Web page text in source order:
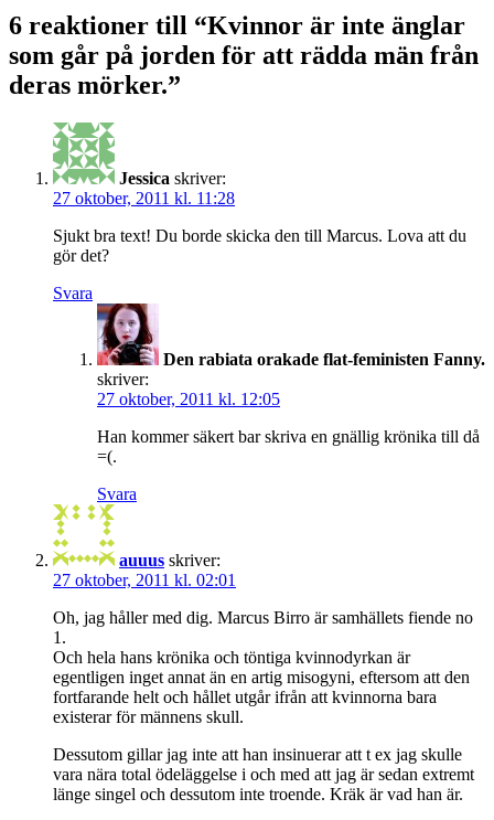
6 reaktioner till “Kvinnor är inte änglar
som går på jorden för att rädda män från
deras mörker.”
Jessica skriver:
27 oktober, 2011 kl. 11:28
Sjukt bra text! Du borde skicka den till Marcus. Lova att du
gör det?
Svara
Den rabiata orakade flat-feministen Fanny.
skriver:
27 oktober, 2011 kl. 12:05
Han kommer säkert bar skriva en gnällig krönika till då
=(.
Svara
auuus skriver:
27 oktober, 2011 kl. 02:01
Oh, jag håller med dig. Marcus Birro är samhällets fiende no
1.
Och hela hans krönika och töntiga kvinnodyrkan är
egentligen inget annat än en artig misogyni, eftersom att den
fortfarande helt och hållet utgår ifrån att kvinnorna bara
existerar för männens skull.
Dessutom gillar jag inte att han insinuerar att t ex jag skulle
vara nära total ödeläggelse i och med att jag är sedan extremt
länge singel och dessutom inte troende. Kräk är vad han är.